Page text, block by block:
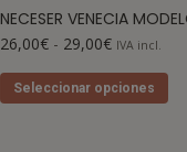
NECESER VENECIA
26,00€ - 29,00€ IVA incl.
Seleccionar opciones